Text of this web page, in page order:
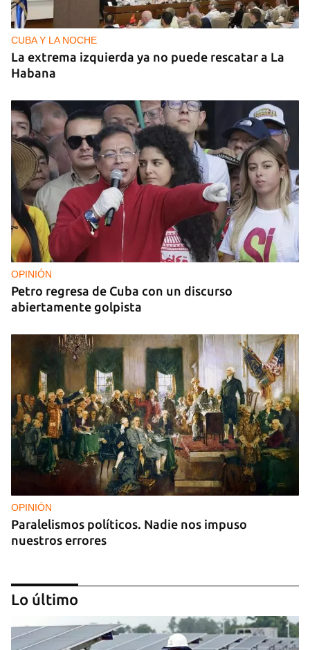
CUBA Y LA NOCHE
La extrema izquierda ya no puede rescatar a La
Habana
OPINIÓN
Petro regresa de Cuba con un discurso
abiertamente golpista
OPINIÓN
Paralelismos políticos. Nadie nos impuso
nuestros errores
Lo último